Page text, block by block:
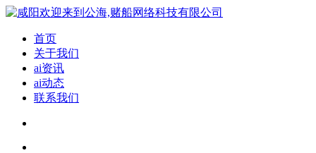
首页
关于我们
ai资讯
ai动态
联系我们